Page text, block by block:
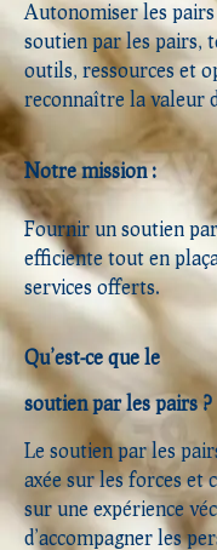
Autonomiser les pairs
soutien par les pairs,
outils, ressources et
reconnaître la valeur
Notre mission :
Fournir un soutien
efficiente tout en
services offerts.
Qu’est-ce que le
soutien par les pairs ?
Le soutien par les
axée sur les forces et
sur une expérience
d’accompagner les